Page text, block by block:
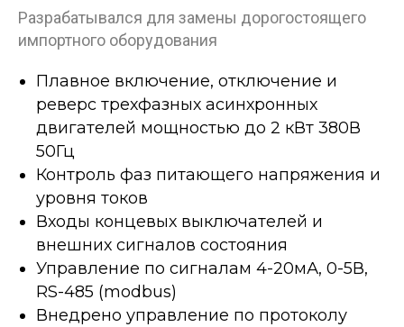
Разрабатывался для замены дорогостоящего
импортного оборудования
Плавное включение, отключение и
реверс трехфазных асинхронных
двигателей мощностью до 2 кВт 380В
50Гц
Контроль фаз питающего напряжения и
уровня токов
Входы концевых выключателей и
внешних сигналов состояния
Управление по сигналам 4-20мА, 0-5В,
RS-485 (modbus)
Внедрено управление по протоколу